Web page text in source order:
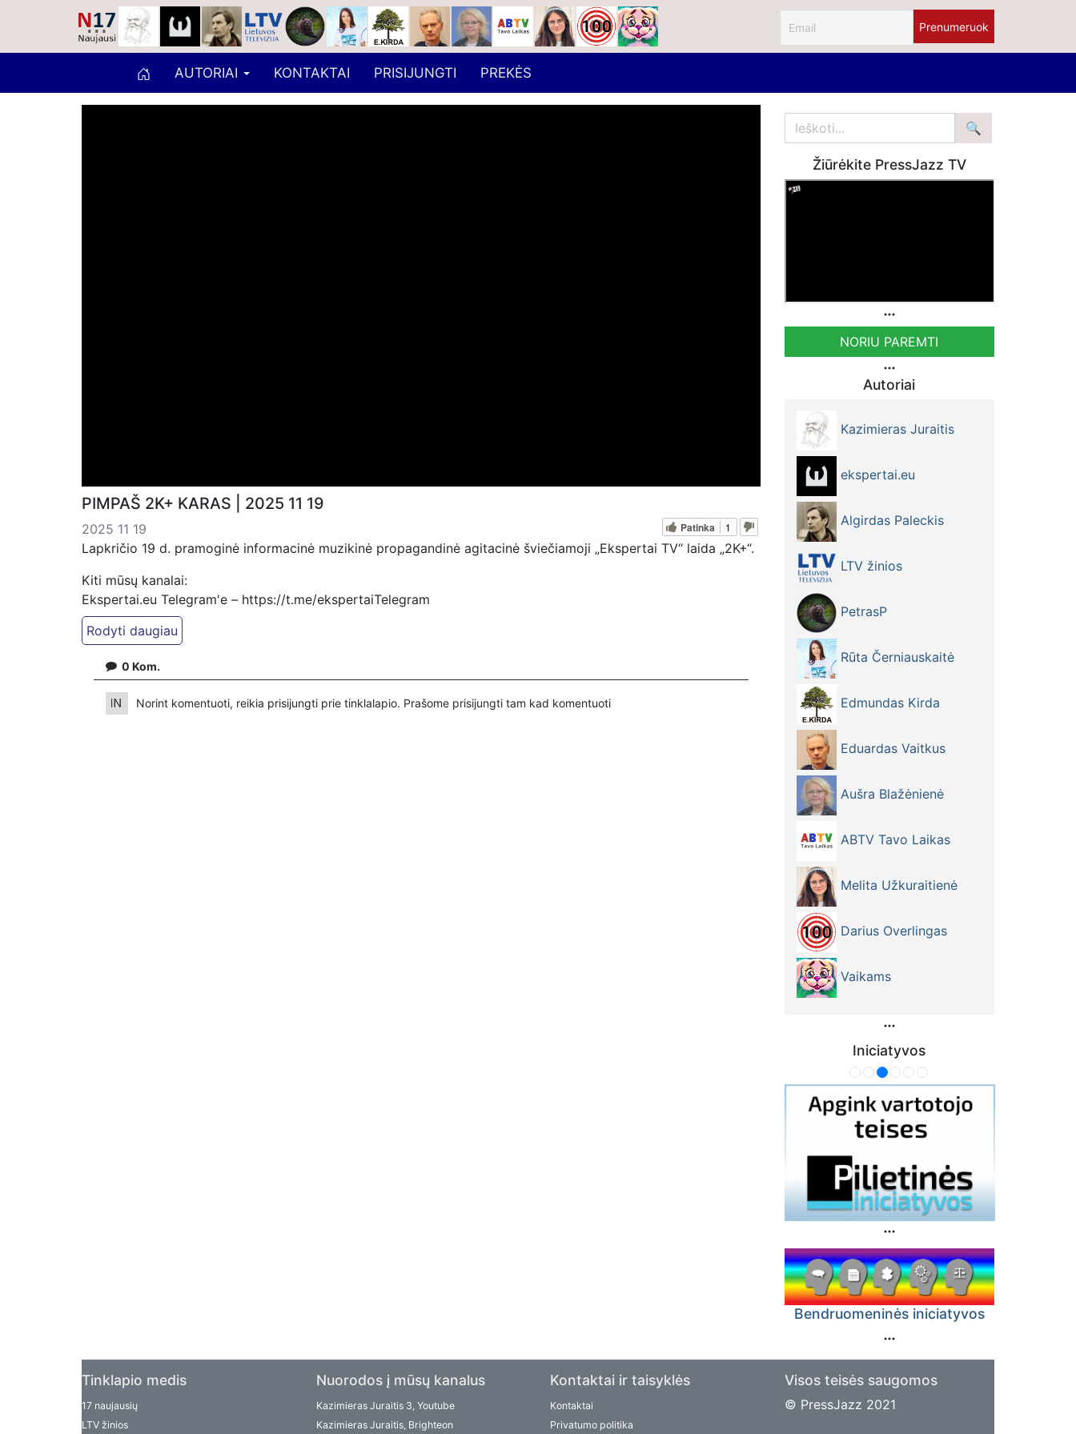
AUTORIAI KONTAKTAI PRISIJUNGTI PREKĖS
PIMPAŠ 2K+ KARAS | 2025 11 19
2025 11 19 Patinka 1
Lapkričio 19 d. pramoginė informacinė muzikinė propagandinė agitacinė šviečiamoji „Ekspertai TV“ laida „2K+“.
Kiti mūsų kanalai:
Ekspertai.eu Telegram'e – https://t.me/ekspertaiTelegram
Dailymotion: https://www.dailymotion.com/ekspertai
https://www.ekspertai.eu
Mūsų veikla galima tik dėka skaitytojų ir žiūrovų, mus paremti galima šiais būdais:
VšĮ „Ekspertai.eu“ per PayPal paspaudę šią nuorodą – https://www.paypal.com/paypalme/Ekspertaieu?
0 Kom.
Norint komentuoti, reikia prisijungti prie tinklalapio. Prašome prisijungti tam kad komentuoti
Žiūrėkite PressJazz TV
NORIU PAREMTI
Autoriai
Kazimieras Juraitis
ekspertai.eu
Algirdas Paleckis
LTV žinios
PetrasP
Rūta Černiauskaitė
Edmundas Kirda
Eduardas Vaitkus
Aušra Blažėnienė
ABTV Tavo Laikas
Melita Užkuraitienė
Darius Overlingas
Vaikams
Iniciatyvos
Bendruomeninės iniciatyvos
Tinklapio medis
17 naujausių
LTV žinios
Nuorodos į mūsų kanalus
Kazimieras Juraitis 3, Youtube
Kazimieras Juraitis, Brighteon
Kontaktai ir taisyklės
Kontaktai
Privatumo politika
Visos teisės saugomos
© PressJazz 2021